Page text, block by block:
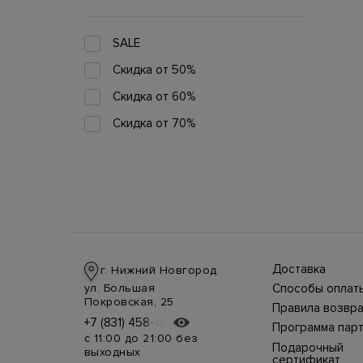
SALE
Скидка от 50%
Скидка от 60%
Скидка от 70%
г. Нижний Новгород
ул. Большая
Покровская, 25
+7 (831) 458-14-75
+7 (831) 458-14-75
с 11:00 до 21:00 без
выходных
Доставка
производится
курьерской
СДЭК, DHL при
предоплате.
Возможные
дополнительные
расходы за
Способы
магазине
осуществляется
несколькими
способами:
наличными
Правила
Интернет-магазин
позволяет
товар в течение
недель с момента
Программа
Подарочный
сертификат